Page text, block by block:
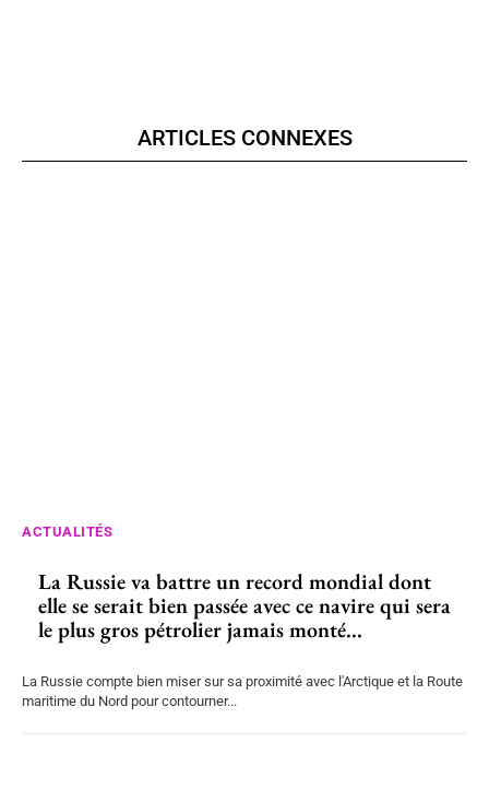
ARTICLES CONNEXES
ACTUALITÉS
La Russie va battre un record mondial dont
elle se serait bien passée avec ce navire qui sera
le plus gros pétrolier jamais monté...
La Russie compte bien miser sur sa proximité avec l'Arctique et la Route
maritime du Nord pour contourner...